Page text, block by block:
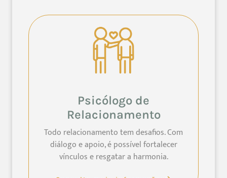
Psicólogo de
Relacionamento
Todo relacionamento tem desafios. Com
diálogo e apoio, é possível fortalecer
vínculos e resgatar a harmonia.